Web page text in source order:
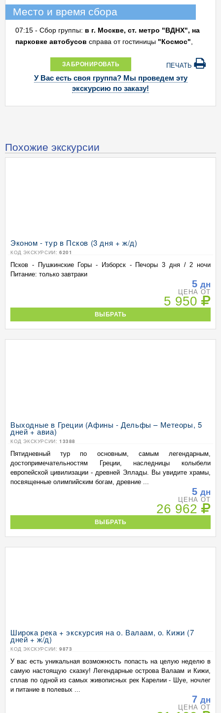
Место и время сбора
07:15 - Сбор группы: в г. Москве, ст. метро "ВДНХ", на
парковке автобусов справа от гостиницы "Космос"
ЗАБРОНИРОВАТЬ ПЕЧАТЬ
У Вас есть своя группа? Мы проведем эту
экскурсию по заказу!
Похожие экскурсии
Эконом - тур в Псков (3 дня + ж/д)
КОД ЭКСКУРСИИ: 6201
Псков - Пушкинские Горы - Изборск - Печоры 3 дня / 2 ночи
Питание: только завтраки
5 дн
ЦЕНА ОТ
5 950
ВЫБРАТЬ
Выходные в Греции (Афины - Дельфы – Метеоры, 5
дней + авиа)
КОД ЭКСКУРСИИ: 13388
Пятидневный тур по основным, самым легендарным,
достопримечательностям Греции, наследницы колыбели
европейской цивилизации - древней Эллады. Вы увидите храмы,
посвященные олимпийским богам, древние ...
5 дн
ЦЕНА ОТ
26 962
ВЫБРАТЬ
Широка река + экскурсия на о. Валаам, о. Кижи (7
дней + ж/д)
КОД ЭКСКУРСИИ: 9873
У вас есть уникальная возможность попасть на целую неделю в
самую настоящую сказку! Легендарные острова Валаам и Кижи,
сплав по одной из самых живописных рек Карелии - Шуе, ночлег
и питание в полевых ...
7 дн
ЦЕНА ОТ